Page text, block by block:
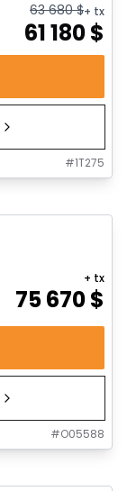
63 680$+ tx
61 180$
#1T275
75 670$
+ tx
#O05588